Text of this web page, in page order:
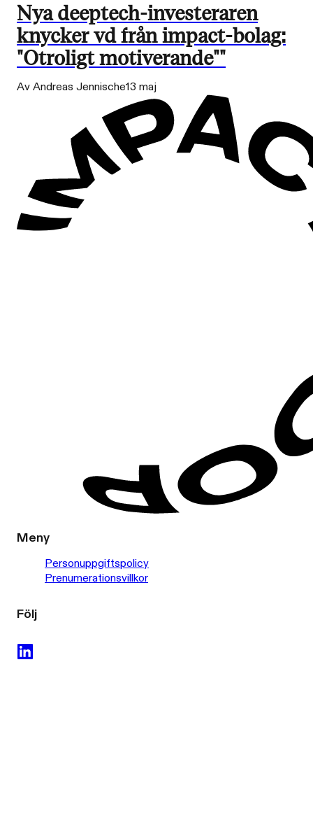
Nya deeptech-investeraren
knycker vd från impact-bolag:
"Otroligt motiverande""
Av Andreas Jennische13 maj
Meny
Personuppgiftspolicy
Prenumerationsvillkor
Följ